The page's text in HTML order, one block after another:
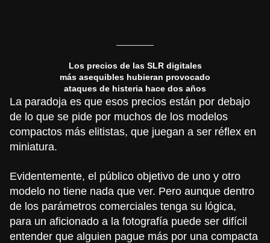
Los precios de las SLR digitales
más asequibles hubieran provocado
ataques de histeria hace dos años
La paradoja es que esos precios están por debajo
de lo que se pide por muchos de los modelos
compactos más elitistas, que juegan a ser réflex en
miniatura.
Evidentemente, el público objetivo de uno y otro
modelo no tiene nada que ver. Pero aunque dentro
de los parámetros comerciales tenga su lógica,
para un aficionado a la fotografía puede ser difícil
entender que alguien pague más por una compacta